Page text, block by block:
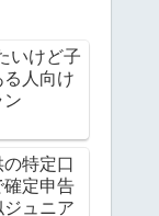
いけど子
る人向け
ン
特定口
確定申告
ジュニア